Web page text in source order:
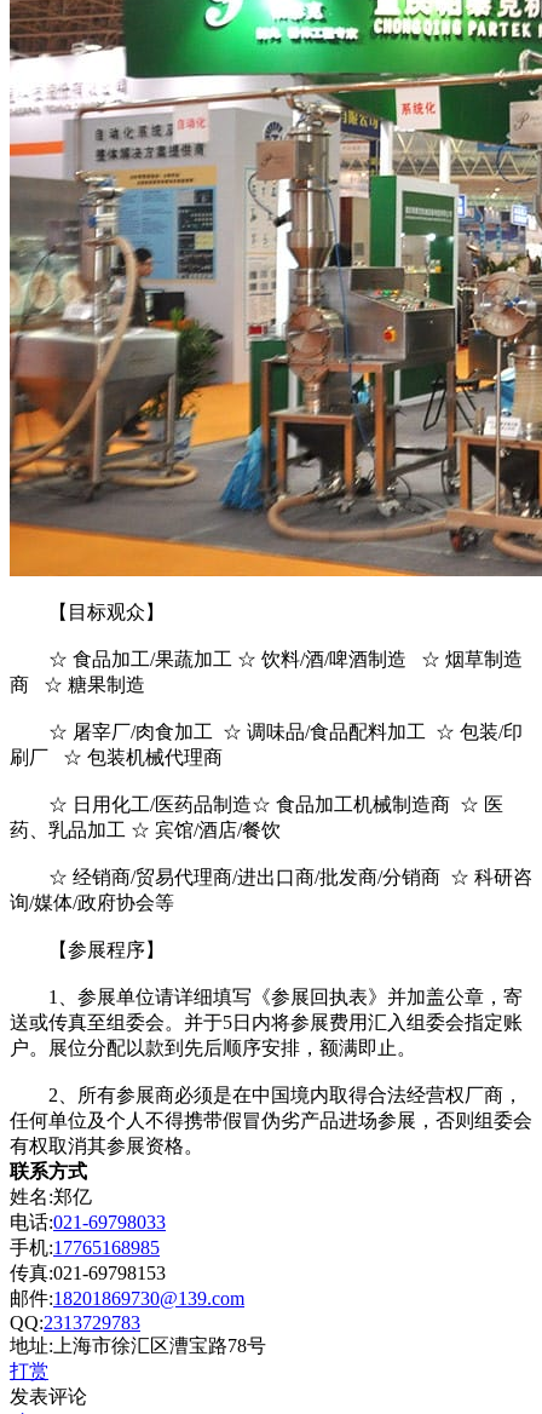
【目标观众】
☆ 食品加工/果蔬加工 ☆ 饮料/酒/啤酒制造 ☆ 烟草制造
商 ☆ 糖果制造
☆ 屠宰厂/肉食加工 ☆ 调味品/食品配料加工 ☆ 包装/印
刷厂 ☆ 包装机械代理商
☆ 日用化工/医药品制造☆ 食品加工机械制造商 ☆ 医
药、乳品加工 ☆ 宾馆/酒店/餐饮
☆ 经销商/贸易代理商/进出口商/批发商/分销商 ☆ 科研咨
询/媒体/政府协会等
【参展程序】
1、参展单位请详细填写《参展回执表》并加盖公章，寄
送或传真至组委会。并于5日内将参展费用汇入组委会指定账
户。展位分配以款到先后顺序安排，额满即止。
2、所有参展商必须是在中国境内取得合法经营权厂商，
任何单位及个人不得携带假冒伪劣产品进场参展，否则组委会
有权取消其参展资格。
联系方式
姓名:郑亿
电话:021-69798033
手机:17765168985
传真:021-69798153
邮件:18201869730@139.com
QQ:2313729783
地址:上海市徐汇区漕宝路78号
打赏
发表评论